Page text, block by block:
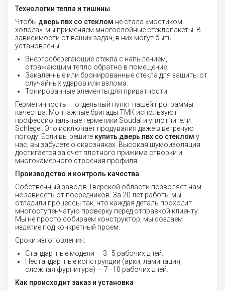
Технологии тепла и тишины
Чтобы дверь пвх со стеклом не стала «мостиком
холода», мы применяем многослойные стеклопакеты. В
зависимости от ваших задач, в них могут быть
установлены:
Энергосберегающие стекла с напылением,
отражающим тепло обратно в помещение.
Закаленные или бронированные стекла для защиты от
случайных ударов или взлома.
Тонированные элементы для приватности.
Герметичность — отдельный пункт нашей программы
качества. Монтажные бригады ТМК используют
профессиональные герметики Soudal и уплотнители
Schlegel. Это исключает продувания даже в ветреную
погоду. Если вы решите купить дверь пвх со стеклом у
нас, вы забудете о сквозняках. Высокая шумоизоляция
достигается за счет плотного прижима створки и
многокамерного строения профиля.
Производство и контроль качества
Собственный завод в Тверской области позволяет нам
не зависеть от посредников. За 20 лет работы мы
отладили процессы так, что каждая деталь проходит
многоступенчатую проверку перед отправкой клиенту.
Мы не просто собираем конструктор, мы создаем
изделие под конкретный проем.
Сроки изготовления:
Стандартные модели — 3–5 рабочих дней.
Нестандартные конструкции (арки, ламинация,
сложная фурнитура) — 7–10 рабочих дней.
Как происходит заказ и установка